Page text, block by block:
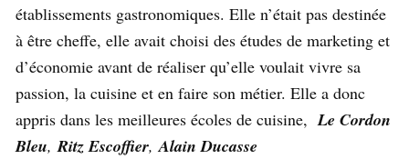
établissements gastronomiques. Elle n’était pas destinée
à être cheffe, elle avait choisi des études de marketing et
d’économie avant de réaliser qu’elle voulait vivre sa
passion, la cuisine et en faire son métier. Elle a donc
appris dans les meilleures écoles de cuisine, Le Cordon
Bleu, Ritz Escoffier, Alain Ducasse